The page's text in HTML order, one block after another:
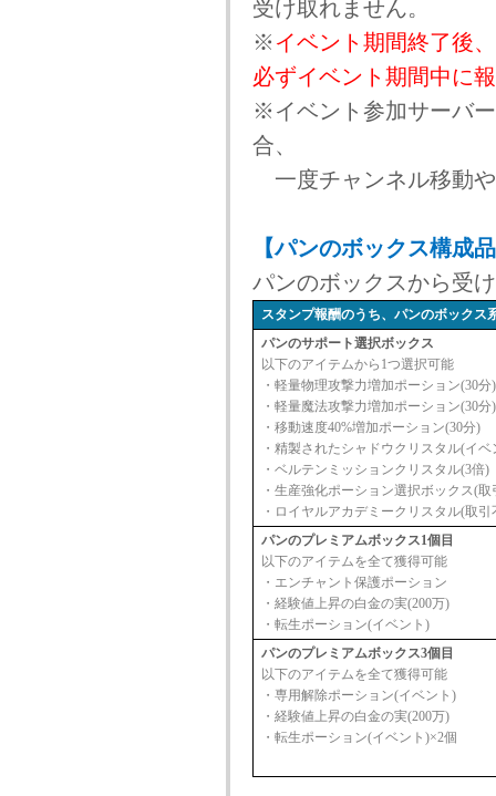
受け取れません。
※ イベント期間終了後、
必ずイベント期間中に
※イベント参加サーバ
合、
一度チャンネル移動
【パンのボックス構成
パンのボックスから受
スタンプ報酬のうち、パンのボックス
パンのサポート選択ボックス
以下のアイテムから1つ選択可能
・軽量物理攻撃力増加ポーション(30分)
・軽量魔法攻撃力増加ポーション(30分)
・移動速度40%増加ポーション(30分)
・精製されたシャドウクリスタル(イベ
・ベルテンミッションクリスタル(3倍)
・生産強化ポーション選択ボックス(取
・ロイヤルアカデミークリスタル(取引
パンのプレミアムボックス1個目
以下のアイテムを全て獲得可能
・エンチャント保護ポーション
・経験値上昇の白金の実(200万)
・転生ポーション(イベント)
パンのプレミアムボックス3個目
以下のアイテムを全て獲得可能
・専用解除ポーション(イベント)
・経験値上昇の白金の実(200万)
・転生ポーション(イベント)×2個